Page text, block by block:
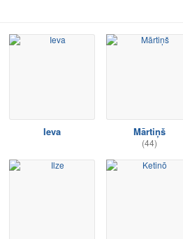
Ieva Mārtiņš
(44)